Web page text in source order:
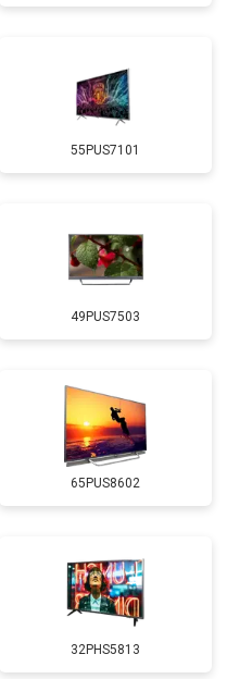
55PUS7101
49PUS7503
65PUS8602
32PHS5813